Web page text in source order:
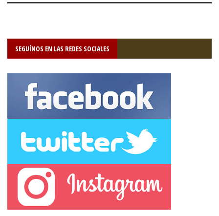
SEGUÍNOS EN LAS REDES SOCIALES